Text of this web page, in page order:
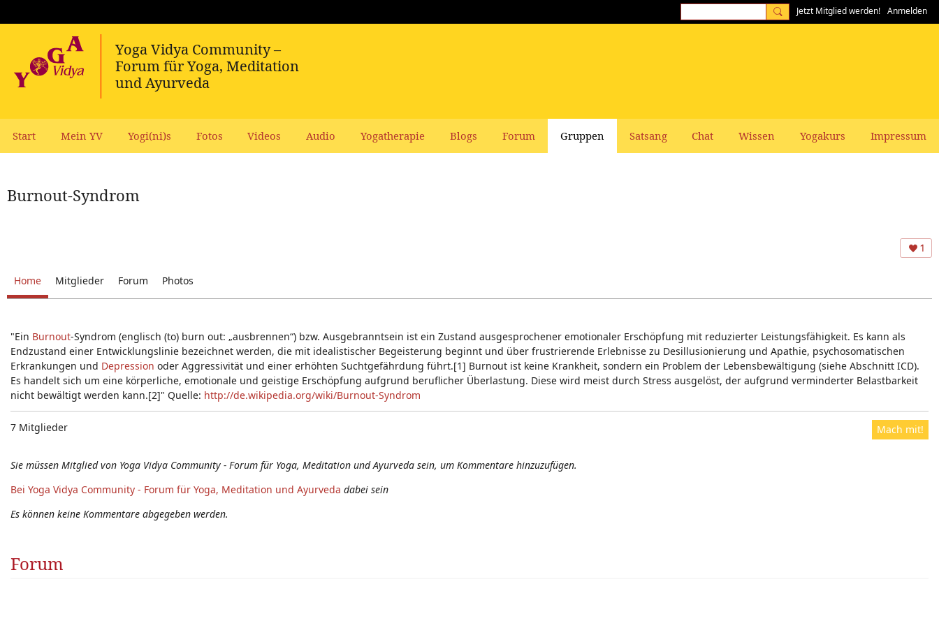
Jetzt Mitglied werden! Anmelden
Start Mein YV Yogi(ni)s Fotos Videos Audio Yogatherapie Blogs Forum Gruppen Satsang Chat Wissen Yogakurs Impressum
Burnout-Syndrom
1
Home Mitglieder Forum Photos
"Ein Burnout-Syndrom (englisch (to) burn out: „ausbrennen“) bzw. Ausgebranntsein ist ein Zustand ausgesprochener emotionaler Erschöpfung mit reduzierter Leistungsfähigkeit. Es kann als
Endzustand einer Entwicklungslinie bezeichnet werden, die mit idealistischer Begeisterung beginnt und über frustrierende Erlebnisse zu Desillusionierung und Apathie, psychosomatischen
Erkrankungen und Depression oder Aggressivität und einer erhöhten Suchtgefährdung führt.[1] Burnout ist keine Krankheit, sondern ein Problem der Lebensbewältigung (siehe Abschnitt ICD).
Es handelt sich um eine körperliche, emotionale und geistige Erschöpfung aufgrund beruflicher Überlastung. Diese wird meist durch Stress ausgelöst, der aufgrund verminderter Belastbarkeit
nicht bewältigt werden kann.[2]" Quelle: http://de.wikipedia.org/wiki/Burnout-Syndrom
7 Mitglieder Mach mit!
Sie müssen Mitglied von Yoga Vidya Community - Forum für Yoga, Meditation und Ayurveda sein, um Kommentare hinzuzufügen.
Bei Yoga Vidya Community - Forum für Yoga, Meditation und Ayurveda dabei sein
Es können keine Kommentare abgegeben werden.
Forum